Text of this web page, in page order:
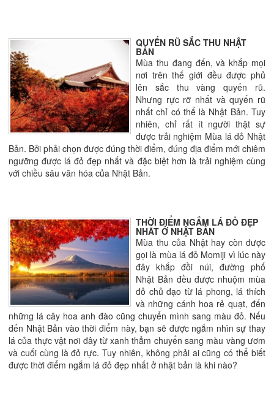
QUYẾN RŨ SẮC THU NHẬT
BẢN
Mùa thu đang đến, và khắp mọi
nơi trên thế giới đều được phủ
lên sắc thu vàng quyến rũ.
Nhưng rực rỡ nhất và quyến rũ
nhất chỉ có thể là Nhật Bản. Tuy
nhiên, chỉ rất ít người thật sự
được trải nghiệm Mùa lá đỏ Nhật
Bản. Bởi phải chọn được đúng thời điểm, đúng địa điểm mới chiêm
ngưỡng được lá đỏ đẹp nhất và đặc biệt hơn là trải nghiệm cùng
với chiều sâu văn hóa của Nhật Bản.
THỜI ĐIỂM NGẮM LÁ ĐỎ ĐẸP
NHẤT Ở NHẬT BẢN
Mùa thu của Nhật hay còn được
gọi là mùa lá đỏ Momiji vì lúc này
đây khắp đồi núi, đường phố
Nhật Bản đều được nhuộm mùa
đỏ chủ đạo từ lá phong, lá thích
và những cánh hoa rẻ quạt, đến
những lá cây hoa anh đào cũng chuyển mình sang màu đỏ. Nếu
đến Nhật Bản vào thời điểm này, bạn sẽ được ngắm nhìn sự thay
lá của thực vật nơi đây từ xanh thẳm chuyển sang màu vàng ươm
và cuối cùng là đỏ rực. Tuy nhiên, không phải ai cũng có thể biết
được thời điểm ngắm lá đỏ đẹp nhất ở nhật bản là khi nào?